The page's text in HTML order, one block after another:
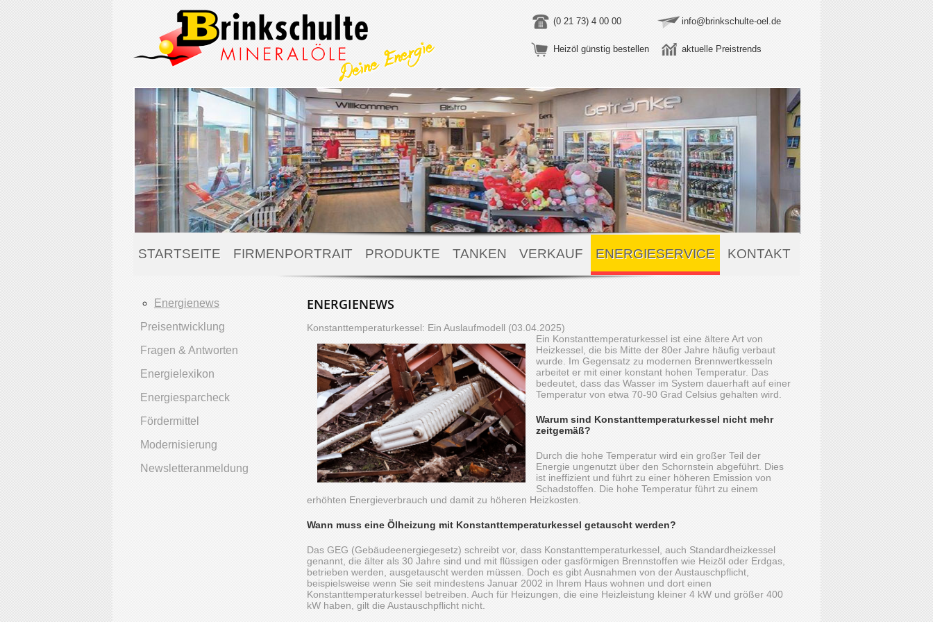
(0 21 73) 4 00 00 info@brinkschulte-oel.de
Heizöl günstig bestellen aktuelle Preistrends
STARTSEITE FIRMENPORTRAIT PRODUKTE TANKEN VERKAUF ENERGIESERVICE KONTAKT
Energienews
Preisentwicklung
Fragen & Antworten
Energielexikon
Energiesparcheck
Fördermittel
Modernisierung
Newsletteranmeldung
ENERGIENEWS
Konstanttemperaturkessel: Ein Auslaufmodell (03.04.2025)
Ein Konstanttemperaturkessel ist eine ältere Art von
Heizkessel, die bis Mitte der 80er Jahre häufig verbaut
wurde. Im Gegensatz zu modernen Brennwertkesseln
arbeitet er mit einer konstant hohen Temperatur. Das
bedeutet, dass das Wasser im System dauerhaft auf einer
Temperatur von etwa 70-90 Grad Celsius gehalten wird.
Warum sind Konstanttemperaturkessel nicht mehr
zeitgemäß?
Durch die hohe Temperatur wird ein großer Teil der
Energie ungenutzt über den Schornstein abgeführt. Dies
ist ineffizient und führt zu einer höheren Emission von
Schadstoffen. Die hohe Temperatur führt zu einem
erhöhten Energieverbrauch und damit zu höheren Heizkosten.
Wann muss eine Ölheizung mit Konstanttemperaturkessel getauscht werden?
Das GEG (Gebäudeenergiegesetz) schreibt vor, dass Konstanttemperaturkessel, auch Standardheizkessel
genannt, die älter als 30 Jahre sind und mit flüssigen oder gasförmigen Brennstoffen wie Heizöl oder Erdgas,
betrieben werden, ausgetauscht werden müssen. Doch es gibt Ausnahmen von der Austauschpflicht,
beispielsweise wenn Sie seit mindestens Januar 2002 in Ihrem Haus wohnen und dort einen
Konstanttemperaturkessel betreiben. Auch für Heizungen, die eine Heizleistung kleiner 4 kW und größer 400
kW haben, gilt die Austauschpflicht nicht.